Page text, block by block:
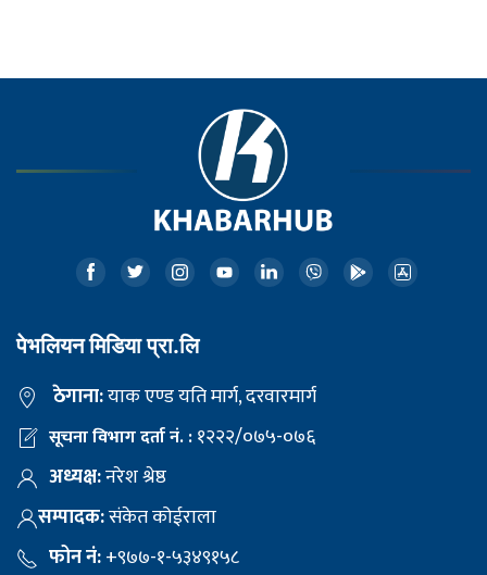
पेभलियन मिडिया प्रा.लि
ठेगाना:याक एण्ड यति मार्ग, दरवारमार्ग
सूचना विभाग दर्ता नं. :१२२२/०७५-०७६
अध्यक्ष:नरेश श्रेष्ठ
सम्पादक:संकेत कोईराला
फोन नं:+९७७-१-५३४९१५८